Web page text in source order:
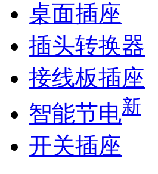
桌面插座
插头转换器
接线板插座
智能节电新
开关插座